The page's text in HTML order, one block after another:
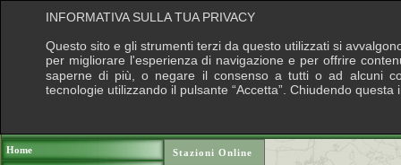
Home
Stazioni Online
INFORMATIVA SULLA TUA PRIVACY
Questo sito e gli strumenti terzi da questo utilizzati si
per migliorare l'esperienza di navigazione e per offrire
saperne di più, o negare il consenso a tutti o ad alcuni
tecnologie utilizzando il pulsante “Accetta”. Chiudendo